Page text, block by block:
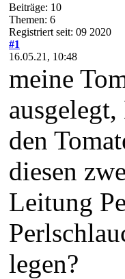
Beiträge: 10
Themen: 6
Registriert seit: 09 2020
#1
16.05.21, 10:48
meine
den
diesen
Leitung
legen?